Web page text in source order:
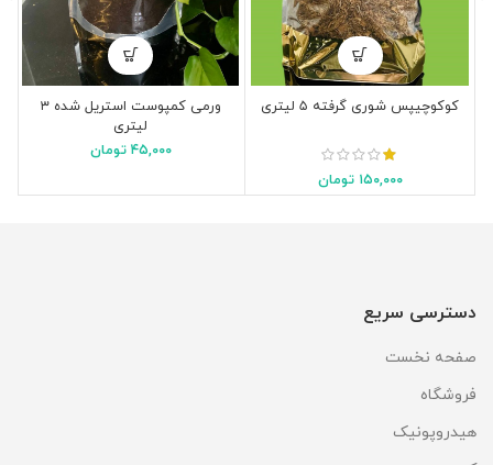
کوکوچیپس شوری گرفته ۵ لیتری
۱۵۰,۰۰۰ تومان
ورمی کمپوست استریل شده ۳
لیتری
۴۵,۰۰۰ تومان
دسترسی سریع
صفحه نخست
فروشگاه
هیدروپونیک